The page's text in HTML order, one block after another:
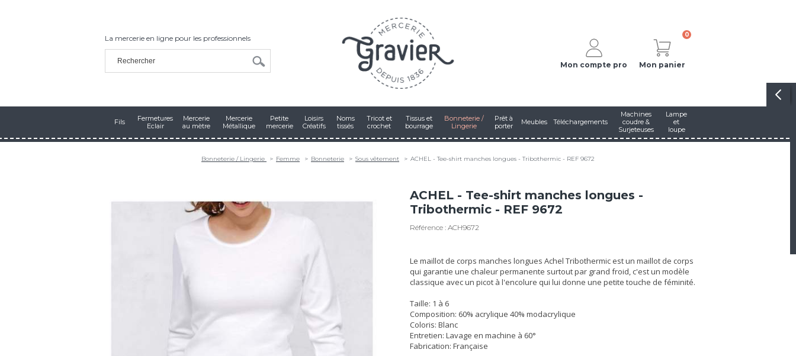
La mercerie en ligne pour les professionnels
Mon compte pro
0
Mon panier
Fils
Fermetures
Eclair
Mercerie
au mètre
Mercerie
Métallique
Petite
mercerie
Loisirs
Créatifs
Noms
tissés
Tricot et
crochet
Tissus et
bourrage
Bonneterie /
Lingerie
Prêt à
porter
Meubles Téléchargements
Machines
coudre &
Surjeteuses
Lampe
et
loupe
Bonneterie / Lingerie Femme Bonneterie Sous vêtement ACHEL - Tee-shirt manches longues - Tribothermic - REF 9672
ACHEL - Tee-shirt manches longues -
Tribothermic - REF 9672
Référence : ACH9672
Le maillot de corps manches longues Achel Tribothermic est un maillot de corps
qui garantie une chaleur permanente surtout par grand froid, c'est un modèle
classique avec un picot à l'encolure qui lui donne une petite touche de féminité.
Taille: 1 à 6
Composition: 60% acrylique 40% modacrylique
Coloris: Blanc
Entretien: Lavage en machine à 60°
Fabrication: Française